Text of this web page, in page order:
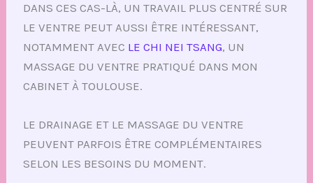
DANS CES CAS-LÀ, UN TRAVAIL PLUS CENTRÉ SUR
LE VENTRE PEUT AUSSI ÊTRE INTÉRESSANT,
NOTAMMENT AVEC LE CHI NEI TSANG, UN
MASSAGE DU VENTRE PRATIQUÉ DANS MON
CABINET À TOULOUSE.
LE DRAINAGE ET LE MASSAGE DU VENTRE
PEUVENT PARFOIS ÊTRE COMPLÉMENTAIRES
SELON LES BESOINS DU MOMENT.